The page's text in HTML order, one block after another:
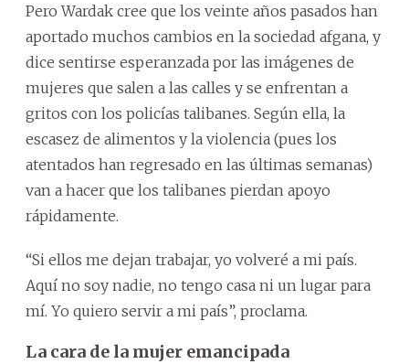
Pero Wardak cree que los veinte años pasados han
aportado muchos cambios en la sociedad afgana, y
dice sentirse esperanzada por las imágenes de
mujeres que salen a las calles y se enfrentan a
gritos con los policías talibanes. Según ella, la
escasez de alimentos y la violencia (pues los
atentados han regresado en las últimas semanas)
van a hacer que los talibanes pierdan apoyo
rápidamente.
“Si ellos me dejan trabajar, yo volveré a mi país.
Aquí no soy nadie, no tengo casa ni un lugar para
mí. Yo quiero servir a mi país”, proclama.
La cara de la mujer emancipada